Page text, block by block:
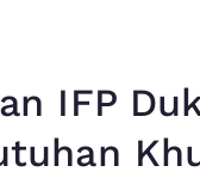
IFP